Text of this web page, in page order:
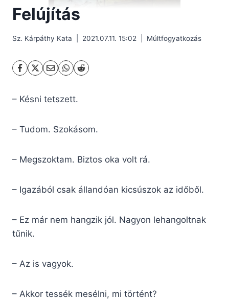
Felújítás
Sz. Kárpáthy Kata 2021.07.11. 15:02 Múltfogyatkozás
– Késni tetszett.
– Tudom. Szokásom.
– Megszoktam. Biztos oka volt rá.
– Igazából csak állandóan kicsúszok az időből.
– Ez már nem hangzik jól. Nagyon lehangoltnak
tűnik.
– Az is vagyok.
– Akkor tessék mesélni, mi történt?